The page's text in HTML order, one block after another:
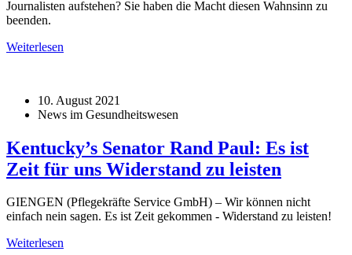
Journalisten aufstehen? Sie haben die Macht diesen Wahnsinn zu
beenden.
Weiterlesen
10. August 2021
News im Gesundheitswesen
Kentucky’s Senator Rand Paul: Es ist
Zeit für uns Widerstand zu leisten
GIENGEN (Pflegekräfte Service GmbH) – Wir können nicht
einfach nein sagen. Es ist Zeit gekommen - Widerstand zu leisten!
Weiterlesen